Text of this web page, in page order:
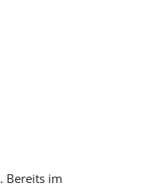
Bereits im